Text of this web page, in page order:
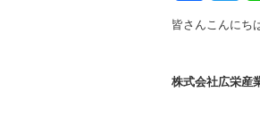
a
e
皆さんこんにち
株式会社広栄産